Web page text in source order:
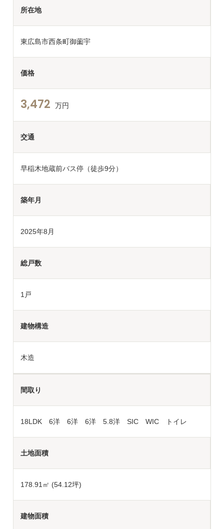
所在地
東広島市西条町御薗宇
価格
3,472 万円
交通
早稲木地蔵前バス停（徒歩9分）
築年月
2025年8月
総戸数
1戸
建物構造
木造
間取り
18LDK 6洋 6洋 6洋 5.8洋 SIC WIC トイレ
土地面積
178.91 ㎡ (54.12坪)
建物面積